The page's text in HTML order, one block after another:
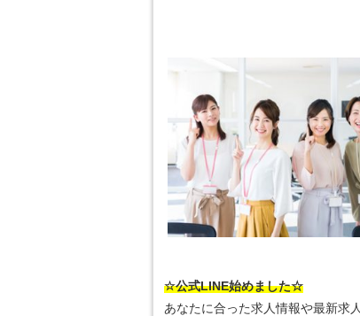
☆公式LINE始めました☆
あなたに合った求人情報や最新求